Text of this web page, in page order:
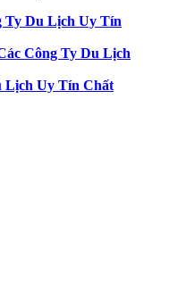
Ty Du Lịch Uy Tín
Công Ty Du Lịch
Lịch Uy Tín Chất